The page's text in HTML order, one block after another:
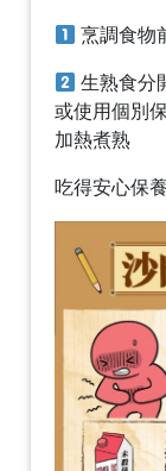
烹調食物
生熟食分
或使用個別
加熱煮熟
吃得安心保